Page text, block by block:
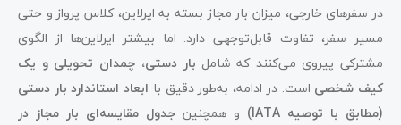
در سفرهای خارجی، میزان بار مجاز بسته به ایرلاین، کلاس پرواز و حتی
مسیر سفر، تفاوت قابل‌توجهی دارد. اما بیشتر ایرلاین‌ها از الگوی
مشترکی پیروی می‌کنند که شامل بار دستی، چمدان تحویلی و یک
کیف شخصی است. در ادامه، به‌طور دقیق با ابعاد استاندارد بار دستی
(مطابق با توصیه IATA)
و همچنین جدول مقایسه‌ای بار مجاز در